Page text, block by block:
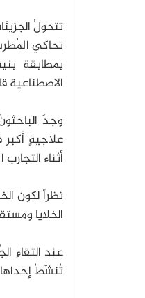
تتحولُ
تحاكي
بمطابقة
الاصطناعية
وجدَ
علاجيةٍ
أثناء
نظراً لكون
الخلايا
عند التقاءِ
تُنشّطُ